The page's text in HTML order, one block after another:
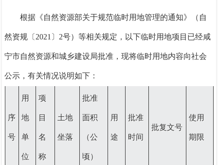
根据《自然资源部关于规范临时用地管理的通知》（自
然资规〔 2021 〕2号）等相关规定，以下临时用地项目已经咸
宁市自然资源和城乡建设局批准，现将临时用地内容向社会
公示，有关情况说明如下：
序
号
用
地
单
位
项
目
名
称
土地
坐落
批准
面积
（公
顷）
用
途
批准
时间
批复文号
使用
期限